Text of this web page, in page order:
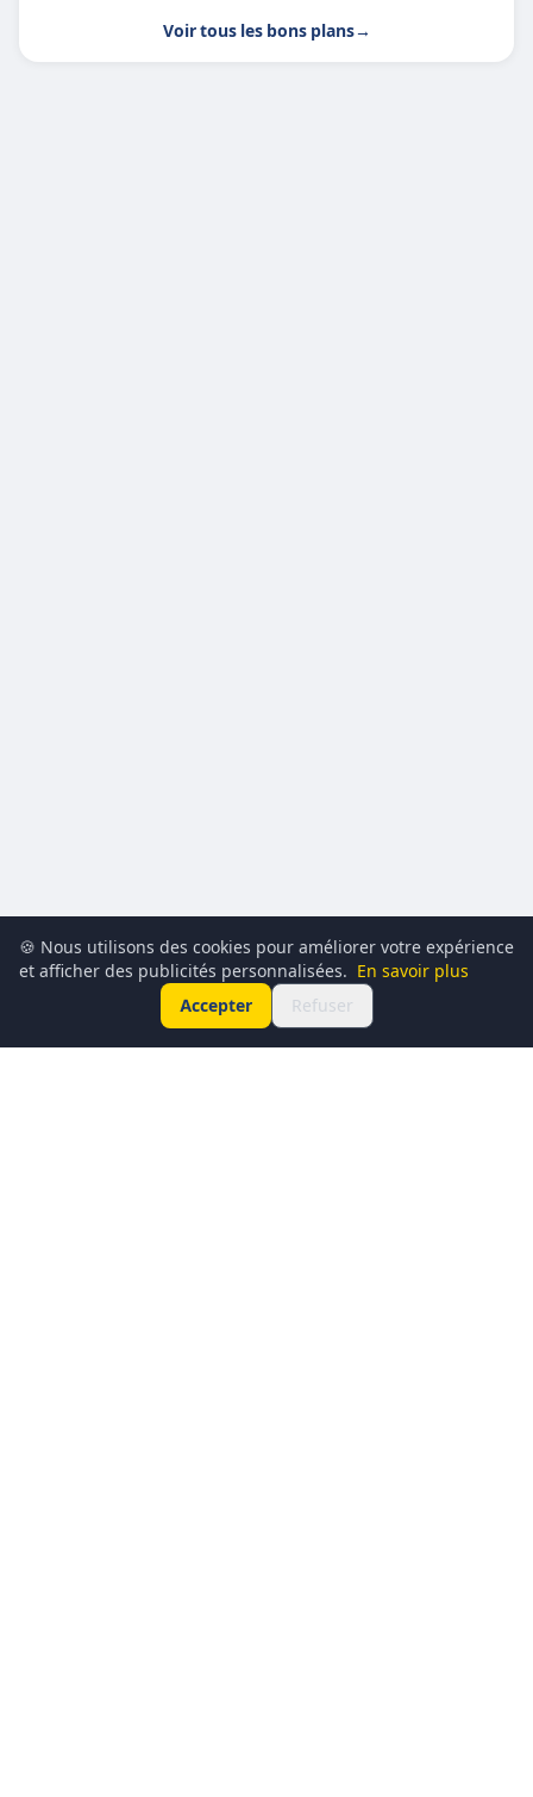
Voir tous les bons plans→
🍪 Nous utilisons des cookies pour améliorer votre expérience
et afficher des publicités personnalisées. En savoir plus
Accepter
Refuser